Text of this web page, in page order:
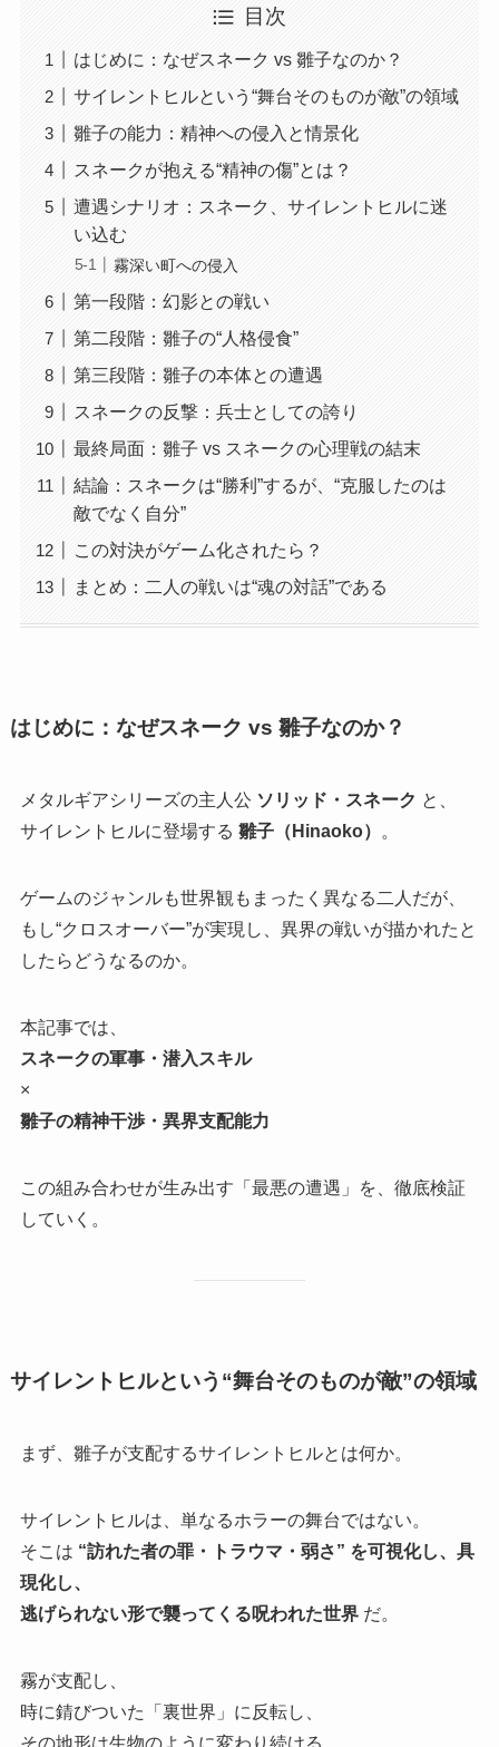
目次
はじめに：なぜスネーク vs 雛子なのか？
サイレントヒルという“舞台そのものが敵”の領域
雛子の能力：精神への侵入と情景化
スネークが抱える“精神の傷”とは？
遭遇シナリオ：スネーク、サイレントヒルに迷
い込む
霧深い町への侵入
第一段階：幻影との戦い
第二段階：雛子の“人格侵食”
第三段階：雛子の本体との遭遇
スネークの反撃：兵士としての誇り
最終局面：雛子 vs スネークの心理戦の結末
結論：スネークは“勝利”するが、“克服したのは
敵でなく自分”
この対決がゲーム化されたら？
まとめ：二人の戦いは“魂の対話”である
はじめに：なぜスネーク vs 雛子なのか？
メタルギアシリーズの主人公 ソリッド・スネーク と、
サイレントヒルに登場する 雛子（Hinaoko） 。
ゲームのジャンルも世界観もまったく異なる二人だが、
もし“クロスオーバー”が実現し、異界の戦いが描かれたと
したらどうなるのか。
本記事では、
スネークの軍事・潜入スキル
×
雛子の精神干渉・異界支配能力
この組み合わせが生み出す「最悪の遭遇」を、徹底検証
していく。
サイレントヒルという“舞台そのものが敵”の領域
まず、雛子が支配するサイレントヒルとは何か。
サイレントヒルは、単なるホラーの舞台ではない。
そこは “訪れた者の罪・トラウマ・弱さ” を可視化し、具
現化し、
逃げられない形で襲ってくる呪われた世界だ。
霧が支配し、
時に錆びついた「裏世界」に反転し、